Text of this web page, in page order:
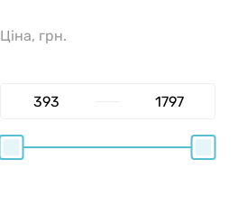
Ціна, грн.